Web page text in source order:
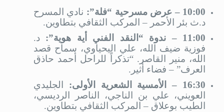
10:00 – عرض مسرحية “فلة”:
نادي المسرح
د.ث بئر الأحمر – المركب الثقافي بتطاوين.
11:00 – ندوة “النقد الفني أية هوية”:
د.
فوزية ضيف الله، علي اليحياوي، سماح قصد
الله، منير القاصر. “تذكراً للراحل أحمد حاذق
العرف” – فضاء أثير.
16:30 – الأمسية الشعرية الأولى:
الجليدي
العويني، علي بن الناجي، الناصر الرديسي،
الطيب بوعلاق – المركب الثقافي بتطاوين.